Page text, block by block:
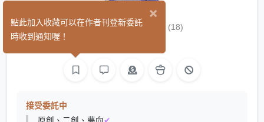
Yan｜歪泥 (18)
接受委託中
×
點此加入收藏可以在作者刊登新委託
時收到通知喔！